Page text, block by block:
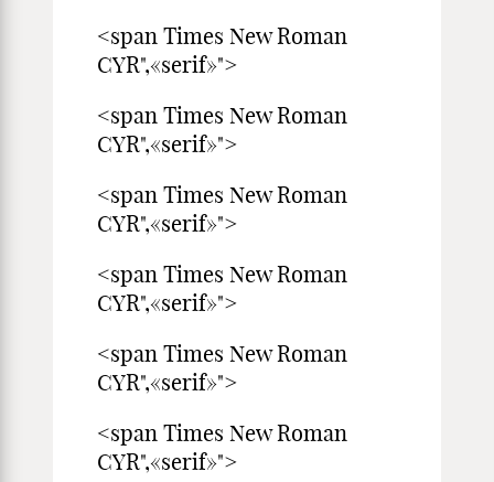
<span Times New Roman
CYR",«serif»">
<span Times New Roman
CYR",«serif»">
<span Times New Roman
CYR",«serif»">
<span Times New Roman
CYR",«serif»">
<span Times New Roman
CYR",«serif»">
<span Times New Roman
CYR",«serif»">